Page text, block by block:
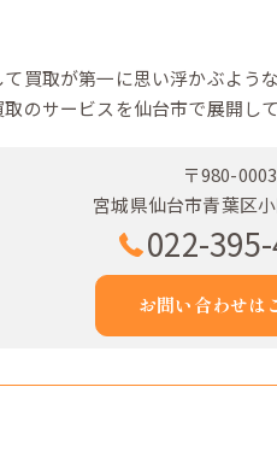
買取が第一に思い浮かぶよ
のサービスを仙台市で展開して
〒980-0003
宮城県仙台市青葉区
022-
お問い合わせは